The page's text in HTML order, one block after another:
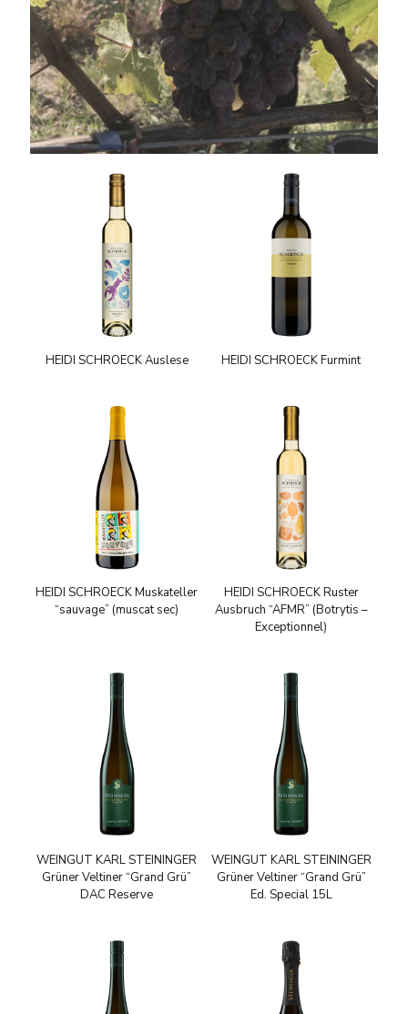
HEIDI SCHROECK Auslese HEIDI SCHROECK Furmint
HEIDI SCHROECK Muskateller
“sauvage” (muscat sec)
HEIDI SCHROECK Ruster
Ausbruch “AFMR” (Botrytis –
Exceptionnel)
WEINGUT KARL STEININGER
Grüner Veltiner “Grand Grü”
DAC Reserve
WEINGUT KARL STEININGER
Grüner Veltiner “Grand Grü”
Ed. Special 15L